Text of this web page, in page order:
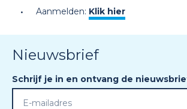
Aanmelden: Klik hier
Nieuwsbrief
Schrijf je in en ontvang de